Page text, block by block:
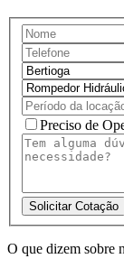
Preciso de
Solicitar Cotação
O que dizem sobre